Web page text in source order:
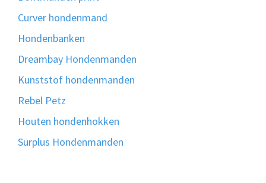
Curver hondenmand
Hondenbanken
Dreambay Hondenmanden
Kunststof hondenmanden
Rebel Petz
Houten hondenhokken
Surplus Hondenmanden